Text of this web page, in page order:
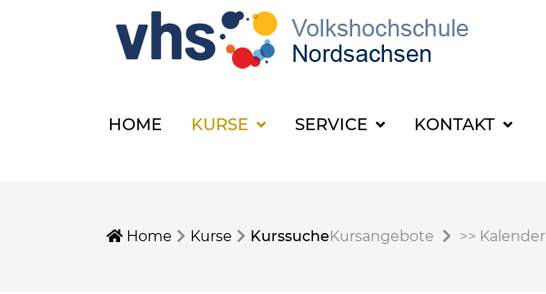
HOME KURSE SERVICE KONTAKT
Home Kurse KurssucheKursangebote >> Kalender